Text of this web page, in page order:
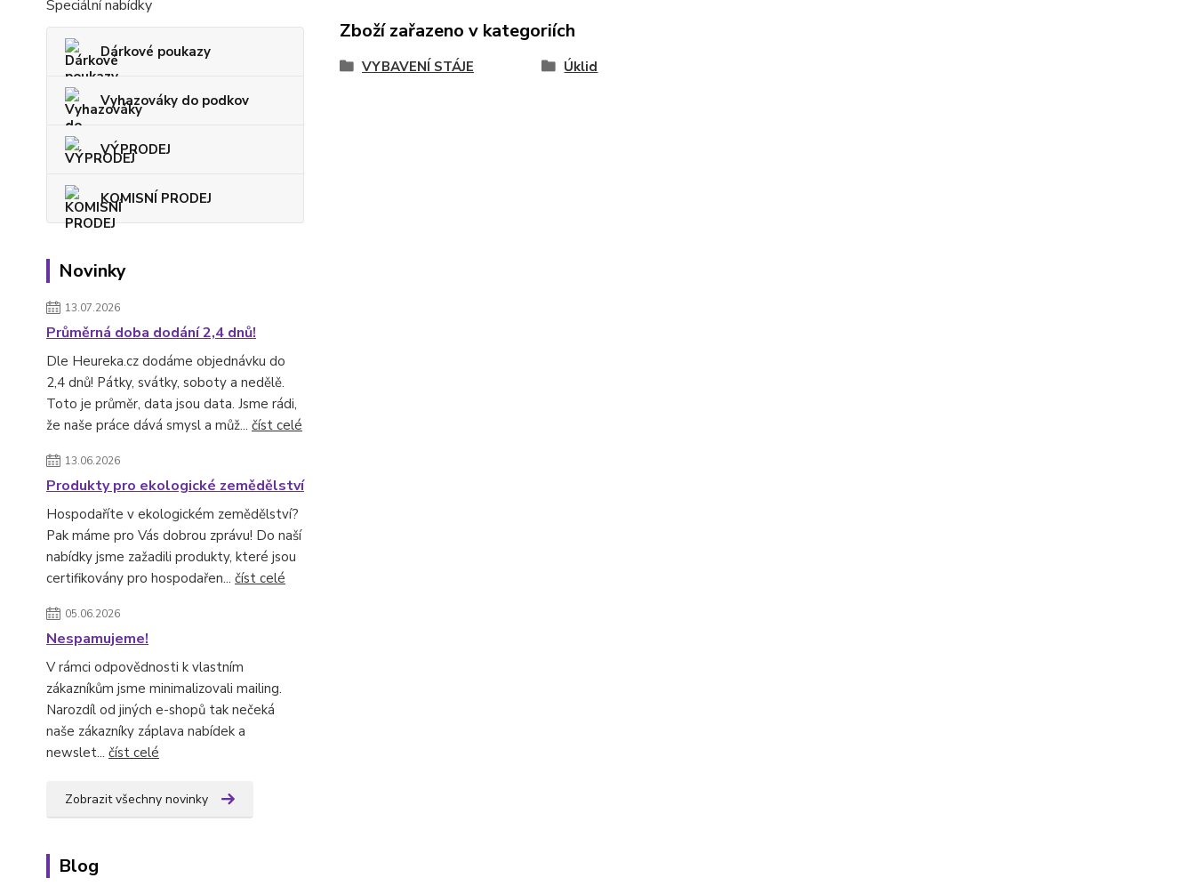
Speciální nabídky
Dárkové poukazy
Vyhazováky do podkov
VÝPRODEJ
KOMISNÍ PRODEJ
Novinky
13.07.2026
Průměrná doba dodání 2,4 dnů!
Dle Heureka.cz dodáme objednávku do
2,4 dnů! Pátky, svátky, soboty a nedělě.
Toto je průměr, data jsou data. Jsme rádi,
že naše práce dává smysl a můž... číst celé
13.06.2026
Produkty pro ekologické zemědělství
Hospodaříte v ekologickém zemědělství?
Pak máme pro Vás dobrou zprávu! Do naší
nabídky jsme zažadili produkty, které jsou
certifikovány pro hospodařen... číst celé
05.06.2026
Nespamujeme!
V rámci odpovědnosti k vlastním
zákazníkům jsme minimalizovali mailing.
Narozdíl od jiných e-shopů tak nečeká
naše zákazníky záplava nabídek a
newslet... číst celé
Zobrazit všechny novinky
Blog
Zboží zařazeno v kategoriích
VYBAVENÍ STÁJE Úklid